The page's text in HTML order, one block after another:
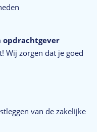
opdrachtgever
Wij zorgen dat je goed
van de zakelijke